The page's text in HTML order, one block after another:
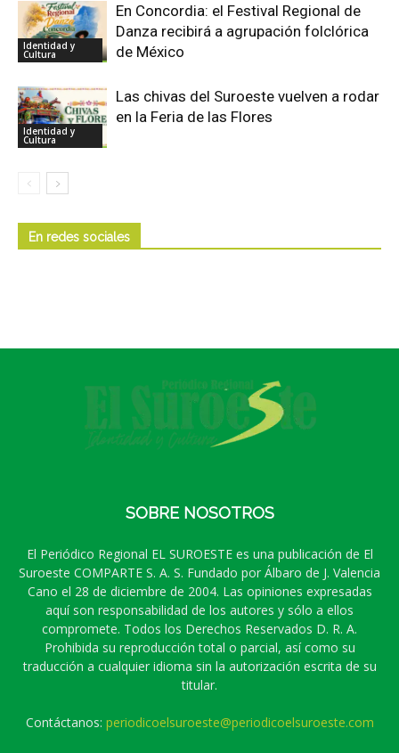
Identidad y
Cultura
En Concordia: el Festival Regional de
Danza recibirá a agrupación folclórica
de México
Identidad y
Cultura
Las chivas del Suroeste vuelven a rodar
en la Feria de las Flores
En redes sociales
SOBRE NOSOTROS
El Periódico Regional EL SUROESTE es una publicación de El
Suroeste COMPARTE S. A. S. Fundado por Álbaro de J. Valencia
Cano el 28 de diciembre de 2004. Las opiniones expresadas
aquí son responsabilidad de los autores y sólo a ellos
compromete. Todos los Derechos Reservados D. R. A.
Prohibida su reproducción total o parcial, así como su
traducción a cualquier idioma sin la autorización escrita de su
titular.
Contáctanos: periodicoelsuroeste@periodicoelsuroeste.com